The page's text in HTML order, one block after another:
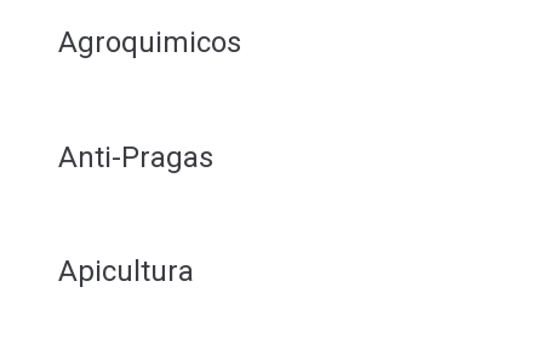
Agroquimicos
Anti-Pragas
Apicultura